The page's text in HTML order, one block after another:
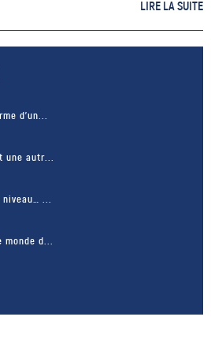
représentante des
européenne a une
[…]
LIRE LA SUITE
d’un...
une autr...
...
monde d...